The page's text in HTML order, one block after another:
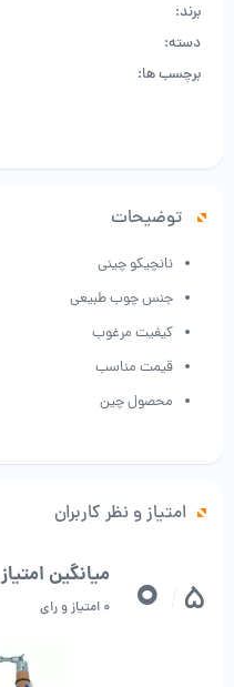
برند:
دسته:
برچسب ها:
توضیحات
نانچیکو چینی
جنس چوب طبیعی
کیفیت مرغوب
قیمت مناسب
محصول چین
امتیاز و نظر کاربران
5
0 میانگین امتیاز
0 امتیاز و رای